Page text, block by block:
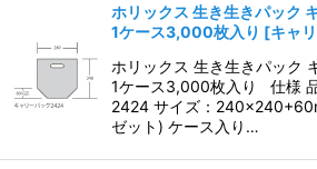
ホリックス 生き生きパック
1ケース3,000枚入り [キャ
ホリックス 生き生きパック
1ケース3,000枚入り 仕様
2424 サイズ：
ゼット) ケース入り…